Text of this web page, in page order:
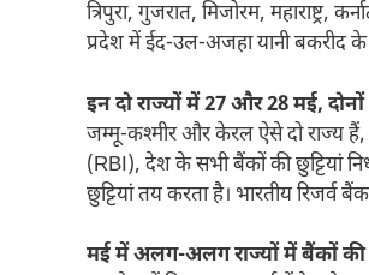
त्रिपुरा, गुजरात, मिजोरम,
प्रदेश में ईद-उल-अजहा यानी बकरीद
इन दो राज्यों में 27 और 28 मई, दोनों
जम्मू-कश्मीर और केरल ऐसे दो राज्य हैं,
(RBI), देश के सभी बैंकों की छुट्टियां
छुट्टियां तय करता है। भारतीय रिजर्व
मई में अलग-अलग राज्यों में बैंकों की